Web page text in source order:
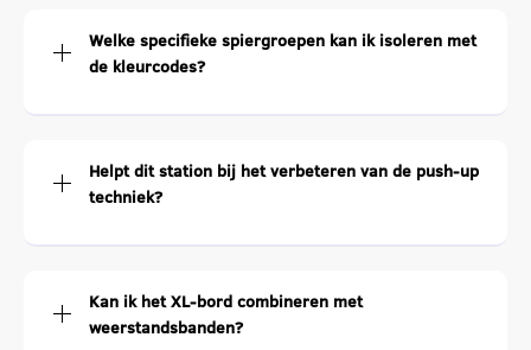
Welke specifieke spiergroepen kan ik isoleren met
de kleurcodes?
Helpt dit station bij het verbeteren van de push-up
techniek?
Kan ik het XL-bord combineren met
weerstandsbanden?